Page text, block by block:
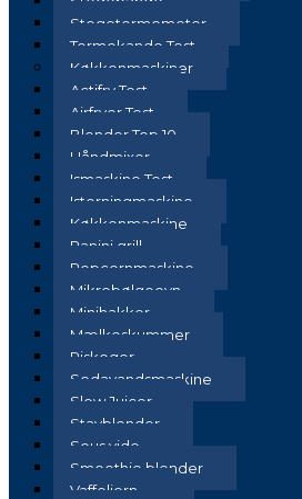
Stegetermometer
Termokande Test
Køkkenmaskiner
Actifry Test
Airfryer Test
Blender Top 10
Håndmixer
Ismaskine Test
Isterningmaskine
Køkkenmaskine
Panini grill
Popcornmaskine
Mikrobølgeovn
Minihakker
Mælkeskummer
Riskoger
Sodavandsmaskine
Slow Juicer
Stavblender
Sous vide
Smoothie blender
Vaffeljern